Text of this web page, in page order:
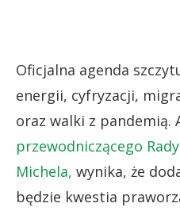
Oficjalna agenda
energii, cyfryzacji,
oraz walki z pandemią.
przewodniczącego
Michela, wynika, że
będzie kwestia